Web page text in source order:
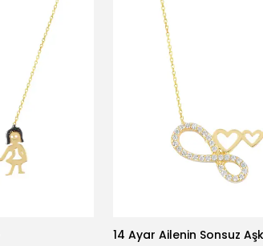
14 Ayar Ailenin Sonsuz